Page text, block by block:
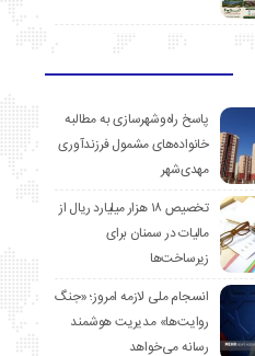
پاسخ راه‌وشهرسازی به مطالبه
خانواده‌های مشمول فرزندآوری
مهدی‌شهر
تخصیص ۱۸ هزار میلیارد ریال از
مالیات در سمنان برای
زیرساخت‌ها
انسجام ملی لازمه امروز؛ «جنگ
روایت‌ها» مدیریت هوشمند
رسانه می‌خواهد